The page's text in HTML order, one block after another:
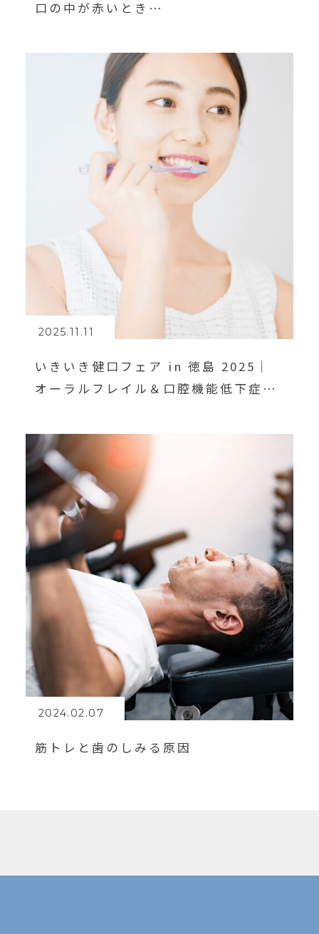
口の中が赤いとき…
2025.11.11
いきいき健口フェア in 徳島 2025｜
オーラルフレイル＆口腔機能低下症を
2024.02.07
筋トレと歯のしみる原因